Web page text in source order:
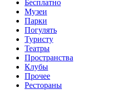
Бесплатно
Музеи
Парки
Погулять
Туристу
Театры
Пространства
Клубы
Прочее
Рестораны